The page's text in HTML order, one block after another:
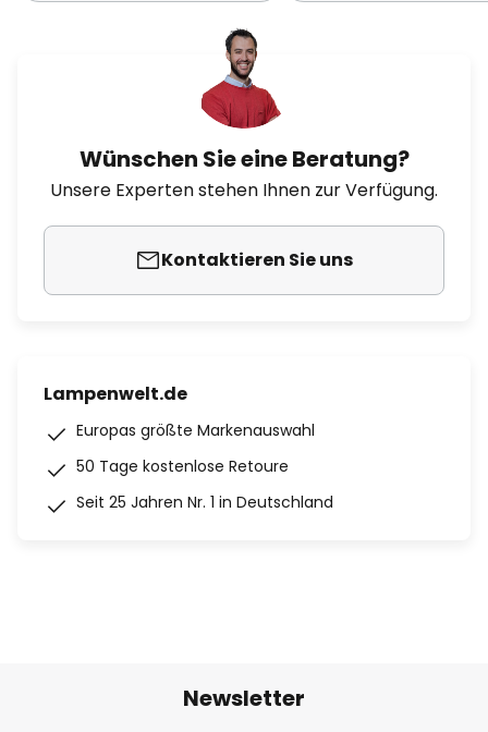
Wünschen Sie eine Beratung?
Unsere Experten stehen Ihnen zur Verfügung.
Kontaktieren Sie uns
Lampenwelt.de
Europas größte Markenauswahl
50 Tage kostenlose Retoure
Seit 25 Jahren Nr. 1 in Deutschland
Newsletter